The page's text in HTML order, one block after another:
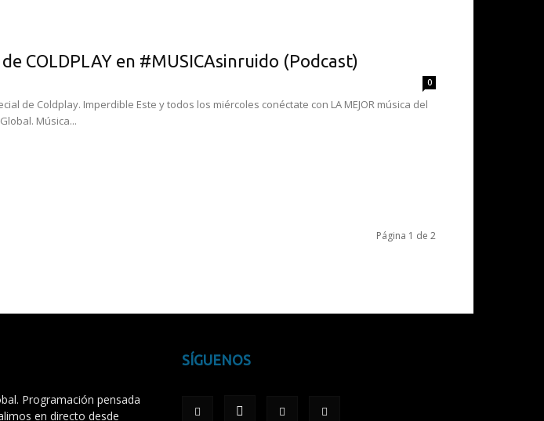
COLDPLAY en #MUSICAsinruido (Podcast)
0
de Coldplay. Imperdible Este y todos los miércoles conéctate con LA MEJOR música del
Música...
Página 1 de 2
Programación pensada
en directo desde
SÍGUENOS